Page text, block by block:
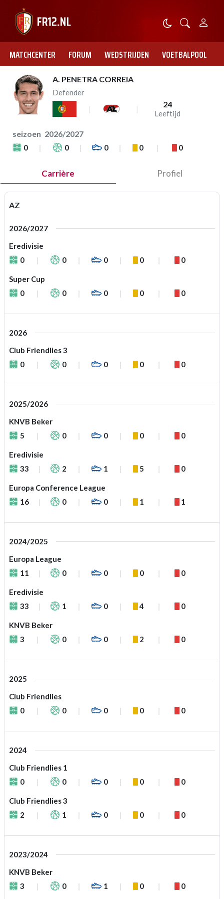
MATCHCENTER FORUM WEDSTRIJDEN VOETBALPOOL
A. PENETRA CORREIA
Defender
24
Leeftijd
seizoen 2026/2027
0 0 0 0 0
Carrière Profiel
AZ
2026/2027
Eredivisie
0
0 0 0 0
Super Cup
0
0 0 0 0
2026
Club Friendlies 3
0
0 0 0 0
2025/2026
KNVB Beker
5
0 0 0 0
Eredivisie
33
2 1 5 0
Europa Conference League
16
0 0 1 1
2024/2025
Europa League
11
0 0 0 0
Eredivisie
33
1 0 4 0
KNVB Beker
3
0 0 2 0
2025
Club Friendlies
0
0 0 0 0
2024
Club Friendlies 1
0
0 0 0 0
Club Friendlies 3
2
1 0 0 0
2023/2024
KNVB Beker
3
0 1 0 0